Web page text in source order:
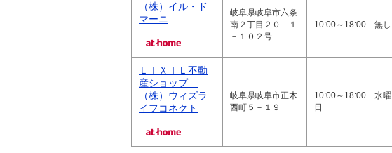
（株）イル・ド
マーニ
岐阜県岐阜市六条
南２丁目２０－１
－１０２号
10:00～18:00 無し
ＬＩＸＩＬ不動
産ショップ
（株）ウィズラ
イフコネクト
岐阜県岐阜市正木
西町５－１９
10:00～18:00 水曜
日